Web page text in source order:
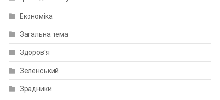
Економіка
Загальна тема
Здоров'я
Зеленський
Зрадники